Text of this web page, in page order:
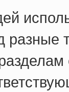
разные